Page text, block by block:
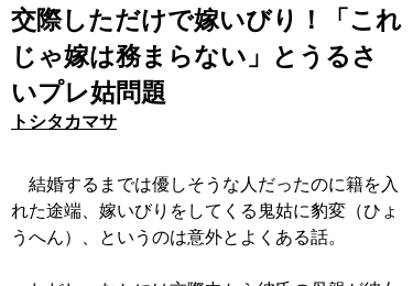
交際しただけで嫁いびり！「これ
じゃ嫁は務まらない」とうるさ
いプレ姑問題
トシタカマサ
結婚するまでは優しそうな人だったのに籍を入
れた途端、嫁いびりをしてくる鬼姑に豹変（ひょ
うへん）、というのは意外とよくある話。